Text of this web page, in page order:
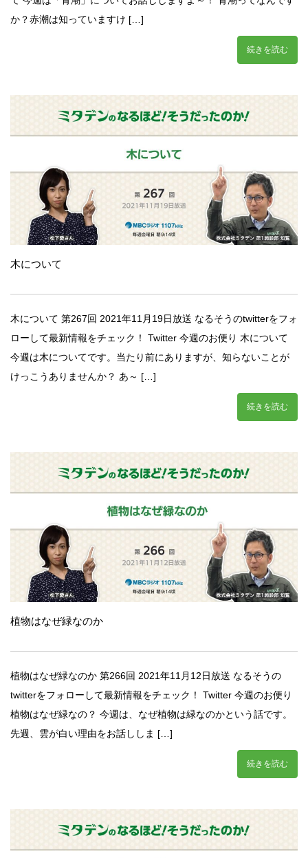
か？赤潮は知っていますけ […]
続きを読む
木について
木について 第267回 2021年11月19日放送 なるそうのtwitterをフォ
ローして最新情報をチェック！ Twitter 今週のお便り 木について
今週は木についてです。当たり前にありますが、知らないことが
けっこうありませんか？ あ～ […]
続きを読む
植物はなぜ緑なのか
植物はなぜ緑なのか 第266回 2021年11月12日放送 なるそうの
twitterをフォローして最新情報をチェック！ Twitter 今週のお便り
植物はなぜ緑なの？ 今週は、なぜ植物は緑なのかという話です。
先週、雲が白い理由をお話ししま […]
続きを読む